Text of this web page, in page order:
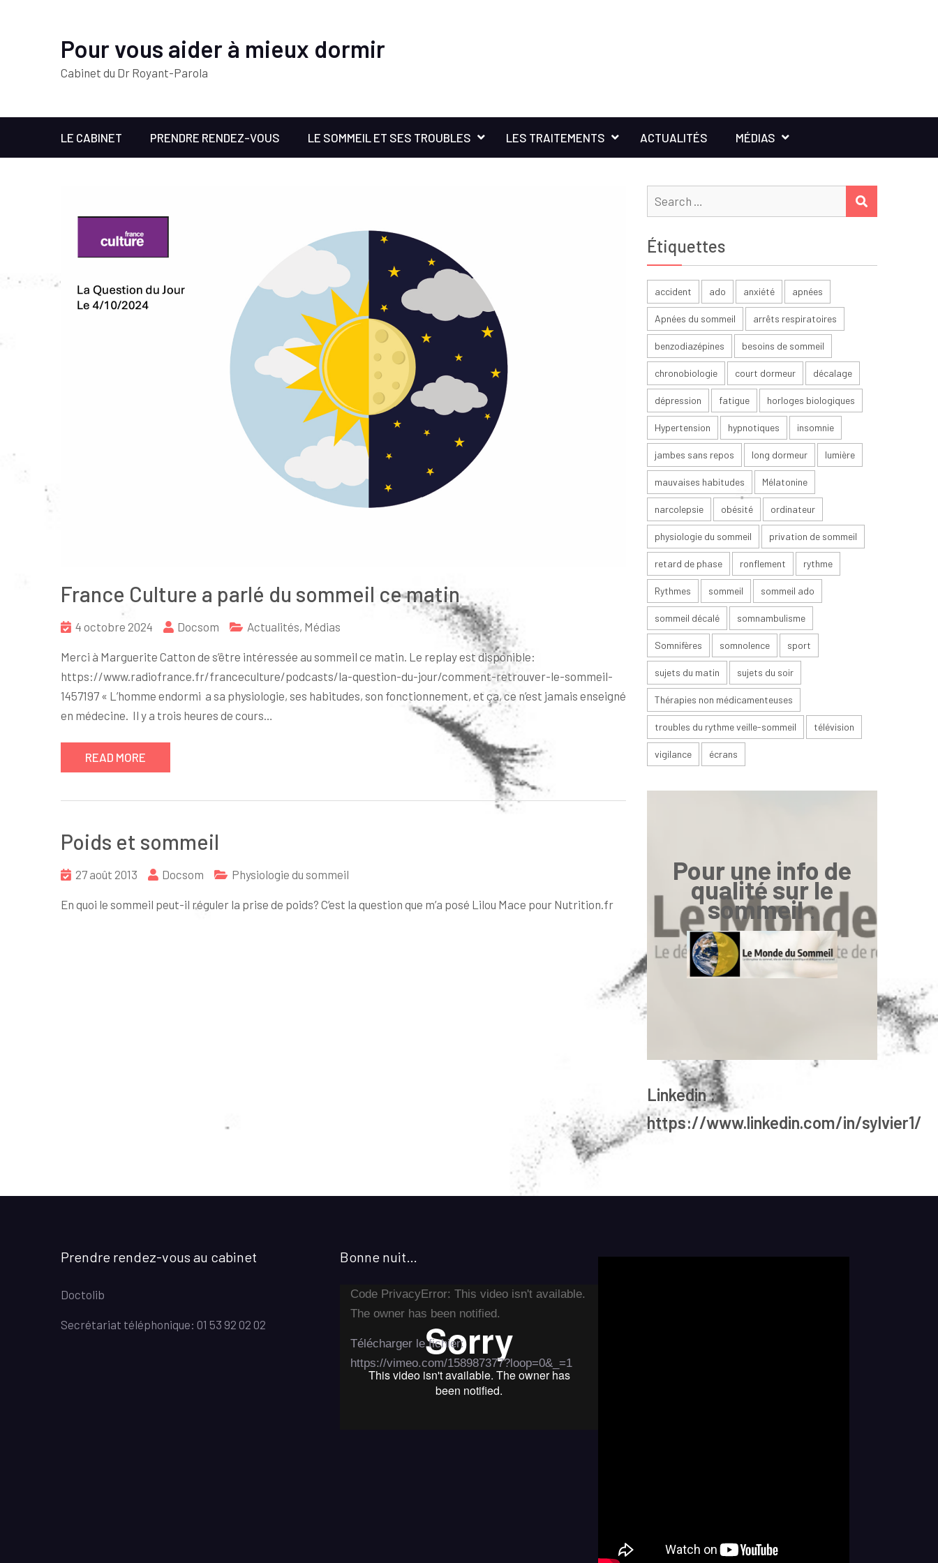
Pour vous aider à mieux dormir
Cabinet du Dr Royant-Parola
LE CABINET PRENDRE RENDEZ-VOUS LE SOMMEIL ET SES TROUBLES LES TRAITEMENTS ACTUALITÉS MÉDIAS
France Culture a parlé du sommeil ce matin
4 octobre 2024 Docsom Actualités, Médias
Merci à Marguerite Catton de s’être intéressée au sommeil ce matin. Le replay est disponible:
https://www.radiofrance.fr/franceculture/podcasts/la-question-du-jour/comment-retrouver-le-sommeil-
1457197 « L’homme endormi a sa physiologie, ses habitudes, son fonctionnement, et ça, ce n’est jamais enseigné
en médecine. Il y a trois heures de cours…
READ MORE
Poids et sommeil
27 août 2013 Docsom Physiologie du sommeil
En quoi le sommeil peut-il réguler la prise de poids? C’est la question que m’a posé Lilou Mace pour Nutrition.fr
Search
for:
Étiquettes
accident ado anxiété apnées
Apnées du sommeil arrêts respiratoires
benzodiazépines besoins de sommeil
chronobiologie court dormeur décalage
dépression fatigue horloges biologiques
Hypertension hypnotiques insomnie
jambes sans repos long dormeur lumière
mauvaises habitudes Mélatonine
narcolepsie obésité ordinateur
physiologie du sommeil privation de sommeil
retard de phase ronflement rythme
Rythmes sommeil sommeil ado
sommeil décalé somnambulisme
Somnifères somnolence sport
sujets du matin sujets du soir
Thérapies non médicamenteuses
troubles du rythme veille-sommeil télévision
vigilance écrans
Pour une info de
qualité sur le
sommeil:
Linkedin :
https://www.linkedin.com/in/sylvier1/
Prendre rendez-vous au cabinet
Doctolib
Secrétariat téléphonique: 01 53 92 02 02
Bonne nuit…
Lecteur
vidéo
Code PrivacyError: This video isn't available.
The owner has been notified.
Télécharger le fichier:
https://vimeo.com/158987377?loop=0&_=1